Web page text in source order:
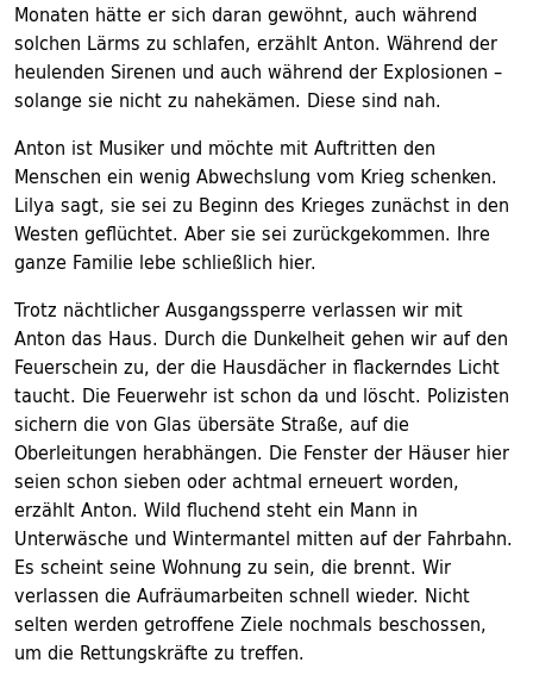
Monaten hätte er sich daran gewöhnt, auch während
solchen Lärms zu schlafen, erzählt Anton. Während der
heulenden Sirenen und auch während der Explosionen –
solange sie nicht zu nahekämen. Diese sind nah.
Anton ist Musiker und möchte mit Auftritten den
Menschen ein wenig Abwechslung vom Krieg schenken.
Lilya sagt, sie sei zu Beginn des Krieges zunächst in den
Westen geflüchtet. Aber sie sei zurückgekommen. Ihre
ganze Familie lebe schließlich hier.
Trotz nächtlicher Ausgangssperre verlassen wir mit
Anton das Haus. Durch die Dunkelheit gehen wir auf den
Feuerschein zu, der die Hausdächer in flackerndes Licht
taucht. Die Feuerwehr ist schon da und löscht. Polizisten
sichern die von Glas übersäte Straße, auf die
Oberleitungen herabhängen. Die Fenster der Häuser hier
seien schon sieben oder achtmal erneuert worden,
erzählt Anton. Wild fluchend steht ein Mann in
Unterwäsche und Wintermantel mitten auf der Fahrbahn.
Es scheint seine Wohnung zu sein, die brennt. Wir
verlassen die Aufräumarbeiten schnell wieder. Nicht
selten werden getroffene Ziele nochmals beschossen,
um die Rettungskräfte zu treffen.